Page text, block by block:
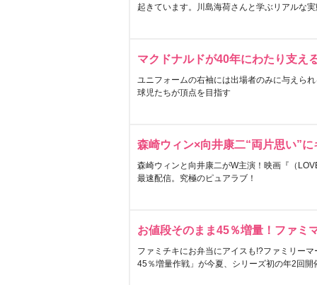
起きています。川島海荷さんと学ぶリアルな
マクドナルドが40年にわたり支え
ユニフォームの右袖には出場者のみに与えら
球児たちが頂点を目指す
森崎ウィン×向井康二“両片思い”
森崎ウィンと向井康二がW主演！映画『（
最速配信。究極のピュアラブ！
お値段そのまま45％増量！ファミ
ファミチキにお弁当にアイスも!?ファミリー
45％増量作戦」が今夏、シリーズ初の年2回開